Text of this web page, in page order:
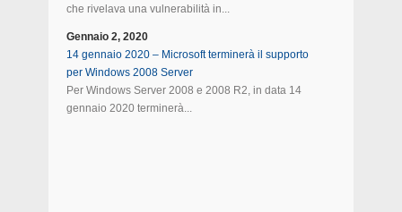
che rivelava una vulnerabilità in...
Gennaio 2, 2020
14 gennaio 2020 – Microsoft terminerà il supporto
per Windows 2008 Server
Per Windows Server 2008 e 2008 R2, in data 14
gennaio 2020 terminerà...